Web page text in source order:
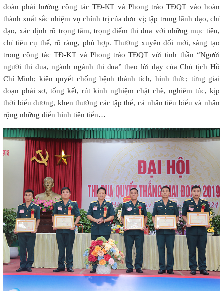
đoàn phải hướng công tác TĐ-KT và Phong trào TĐQT vào hoàn
thành xuất sắc nhiệm vụ chính trị của đơn vị; tập trung lãnh đạo, chỉ
đạo, xác định rõ trọng tâm, trọng điểm thi đua với những mục tiêu,
chỉ tiêu cụ thể, rõ ràng, phù hợp. Thường xuyên đổi mới, sáng tạo
trong công tác TĐ-KT và Phong trào TĐQT với tinh thần “Người
người thi đua, ngành ngành thi đua” theo lời dạy của Chủ tịch Hồ
Chí Minh; kiên quyết chống bệnh thành tích, hình thức; từng giai
đoạn phải sơ, tổng kết, rút kinh nghiệm chặt chẽ, nghiêm túc, kịp
thời biểu dương, khen thưởng các tập thể, cá nhân tiêu biểu và nhân
rộng những điển hình tiên tiến…